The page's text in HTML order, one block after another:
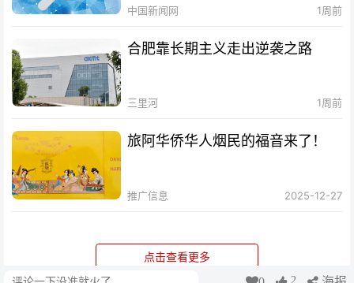
2
中国新闻网 1周前
合肥靠长期主义走出逆袭之路
三里河 1周前
旅阿华侨华人烟民的福音来了！
推广信息 2025-12-27
点击查看更多